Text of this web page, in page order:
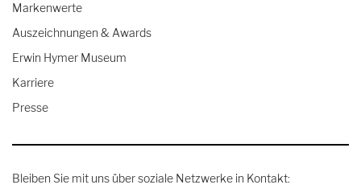
Markenwerte
Auszeichnungen & Awards
Erwin Hymer Museum
Karriere
Presse
Bleiben Sie mit uns über soziale Netzwerke in Kontakt: